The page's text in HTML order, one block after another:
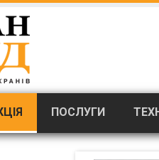
ПОСЛУГИ
кранів Liebherr, Potain, QTZ